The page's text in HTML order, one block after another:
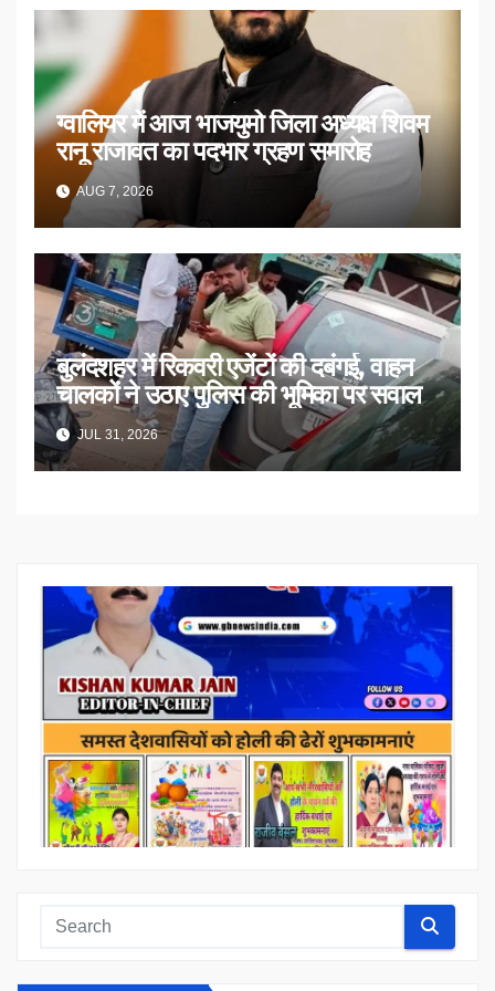
ग्वालियर में आज भाजयुमो जिला अध्यक्ष शिवम
रानू राजावत का पदभार ग्रहण समारोह
AUG 7, 2026
बुलंदशहर में रिकवरी एजेंटों की दबंगई, वाहन
चालकों ने उठाए पुलिस की भूमिका पर सवाल
JUL 31, 2026